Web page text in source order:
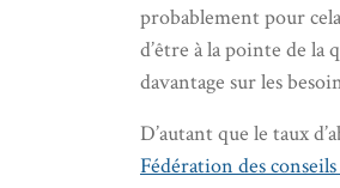
probablement pour
d’être à la pointe de la
davantage sur les
D’autant que le taux
Fédération des